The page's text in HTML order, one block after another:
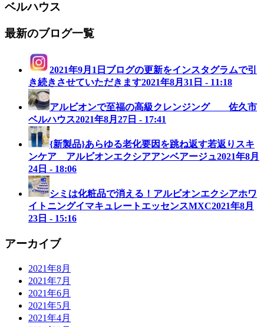
ベルハウス
最新のブログ一覧
2021年9月1日ブログの更新をインスタグラムで引
き続きさせていただきます2021年8月31日 - 11:18
アルビオンで至福の高級クレンジング 佐久市
ベルハウス2021年8月27日 - 17:41
{新製品}あらゆる老化要因を跳ね返す若返りスキ
ンケア アルビオンエクシアアンベアージュ2021年8月
24日 - 18:06
シミは化粧品で消える！アルビオンエクシアホワ
イトニングイマキュレートエッセンスMXC2021年8月
23日 - 15:16
アーカイブ
2021年8月
2021年7月
2021年6月
2021年5月
2021年4月